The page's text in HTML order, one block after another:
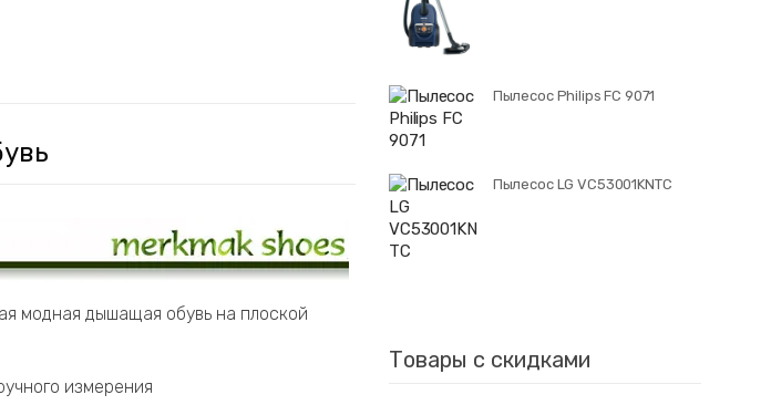
модная дышащая обувь на плоской
измерения
Пылесос Philips FC 9071
Пылесос LG VC53001KNTC
Товары с скидками